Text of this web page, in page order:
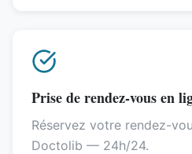
Prise de rendez-vous en
Réservez votre rendez-
Doctolib — 24h/24.